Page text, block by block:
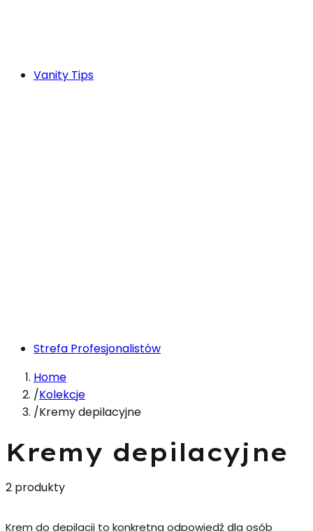
Vanity Tips
Strefa Profesjonalistów
Home
/Kolekcje
/Kremy depilacyjne
Kremy depilacyjne
2 produkty
Krem do depilacji to konkretna odpowiedź dla osób